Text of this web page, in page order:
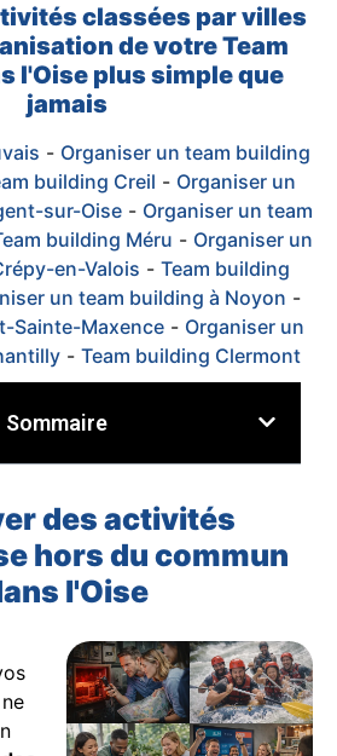
classées par villes
de votre Team
l'Oise plus simple que
jamais
- Organiser un team building
building Creil - Organiser un
sur-Oise - Organiser un team
building Méru - Organiser un
en-Valois - Team building
un team building à Noyon -
Sainte-Maxence - Organiser un
- Team building Clermont
Sommaire
des activités
hors du commun
l'Oise